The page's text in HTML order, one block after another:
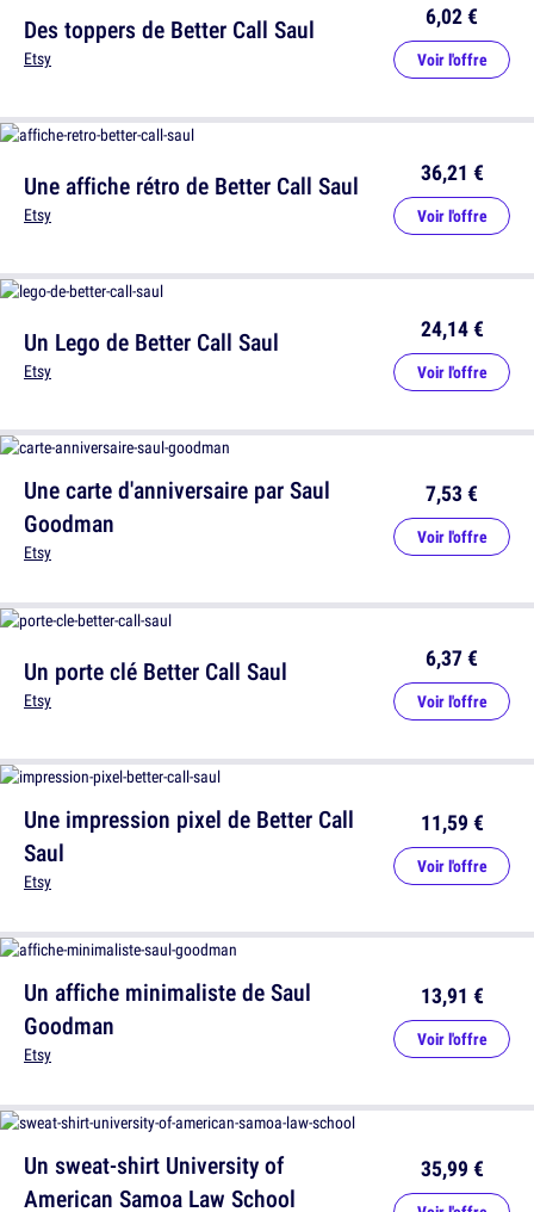
Une affiche rétro de Better Call Saul
Etsy
36,21 €
Voir l'offre
Une carte d'anniversaire par Saul
Goodman
Etsy
7,53 €
Voir l'offre
Une impression pixel de Better Call
Saul
Etsy
11,59 €
Voir l'offre
Un sweat-shirt University of
American Samoa Law School
35,99 €
Des toppers de Better Call Saul
Etsy
6,02 €
Voir l'offre
Un Lego de Better Call Saul
Etsy
24,14 €
Voir l'offre
Un porte clé Better Call Saul
Etsy
6,37 €
Voir l'offre
Un affiche minimaliste de Saul
Goodman
Etsy
13,91 €
Voir l'offre